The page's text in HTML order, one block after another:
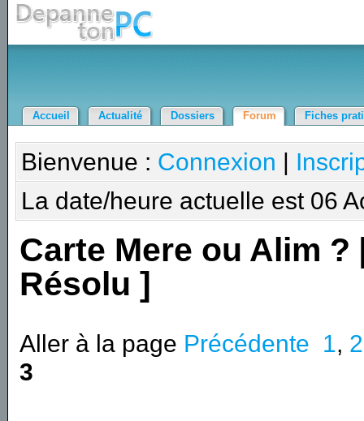
Accueil Actualité Dossiers Forum Fiches
Bienvenue : Connexion |
La date/heure actuelle est 06
Carte Mere ou Alim ?
Résolu ]
Aller à la page Précédente 1, 2
3